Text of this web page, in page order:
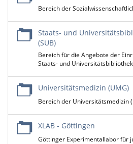
Bereich der
Staats- und
(SUB)
Bereich für die Angebote der
Staats- und
Universitätsmedizin (UMG)
Bereich der Universitätsmedizin
XLAB - Göttingen
Göttinger Experimentallabor für